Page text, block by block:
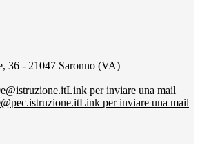
36 - 21047 Saronno (VA)
Link per inviare una mail
Link per inviare una mail